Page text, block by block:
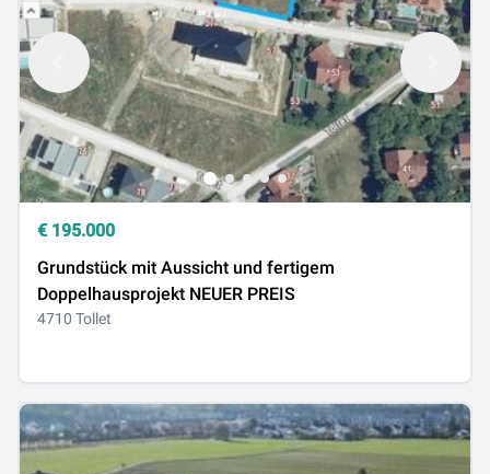
€ 195.000
Grundstück mit Aussicht und fertigem
Doppelhausprojekt NEUER PREIS
4710 Tollet